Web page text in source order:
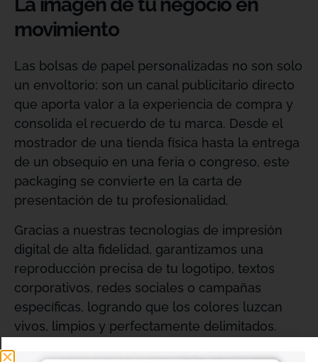
La imagen de tu negocio en
movimiento
Las bolsas de papel personalizadas no son solo
un envoltorio: son un canal publicitario directo
que aporta valor a la experiencia de compra y
consolida el recuerdo de tu marca. Desde el
mostrador de una tienda física hasta la entrega
de un obsequio en una feria o congreso, este
packaging se convierte en la carta de
presentación de tu profesionalidad.
Gracias a nuestras tecnologías de impresión
digital de alta fidelidad, garantizamos una
reproducción precisa de tu logotipo, textos
corporativos, redes sociales o campañas
específicas, logrando que los colores luzcan
vivos, limpios y perfectamente delimitados.
Solución versátil para todos los sectores: